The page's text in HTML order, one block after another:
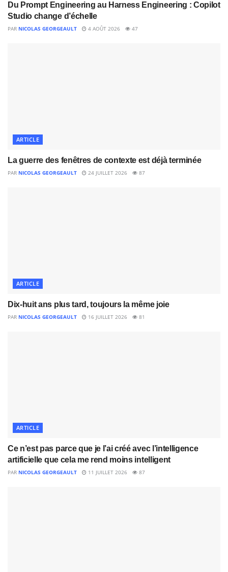
Du Prompt Engineering au Harness Engineering : Copilot
Studio change d’échelle
PAR NICOLAS GEORGEAULT 4 AOÛT 2026 47
ARTICLE
La guerre des fenêtres de contexte est déjà terminée
PAR NICOLAS GEORGEAULT 24 JUILLET 2026 87
ARTICLE
Dix-huit ans plus tard, toujours la même joie
PAR NICOLAS GEORGEAULT 16 JUILLET 2026 81
ARTICLE
Ce n’est pas parce que je l’ai créé avec l’intelligence
artificielle que cela me rend moins intelligent
PAR NICOLAS GEORGEAULT 11 JUILLET 2026 87